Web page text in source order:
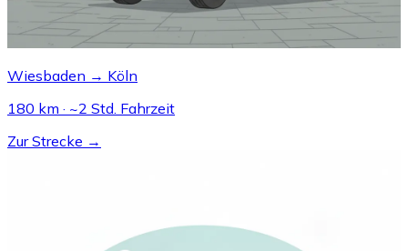
Wiesbaden → Köln
180 km · ~2 Std. Fahrzeit
Zur Strecke →